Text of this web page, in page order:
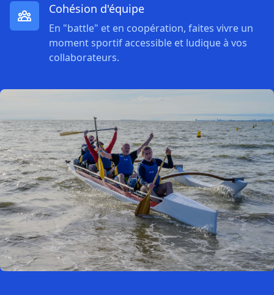
Cohésion d'équipe
En "battle" et en coopération, faites vivre un
moment sportif accessible et ludique à vos
collaborateurs.